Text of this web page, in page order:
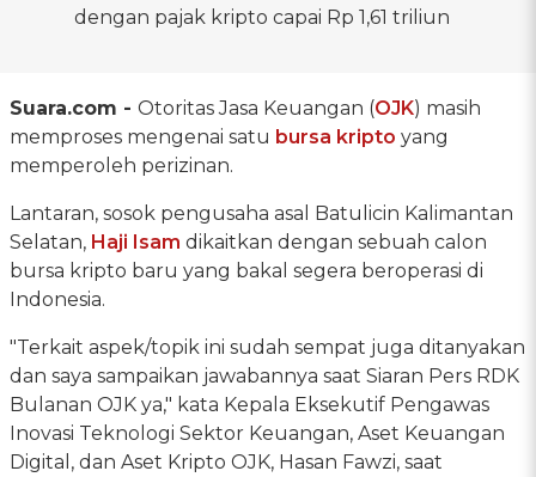
dengan pajak kripto capai Rp 1,61 triliun
Suara.com - Otoritas Jasa Keuangan (OJK) masih
memproses mengenai satu bursa kripto yang
memperoleh perizinan.
Lantaran, sosok pengusaha asal Batulicin Kalimantan
Selatan, Haji Isam dikaitkan dengan sebuah calon
bursa kripto baru yang bakal segera beroperasi di
Indonesia.
"Terkait aspek/topik ini sudah sempat juga ditanyakan
dan saya sampaikan jawabannya saat Siaran Pers RDK
Bulanan OJK ya," kata Kepala Eksekutif Pengawas
Inovasi Teknologi Sektor Keuangan, Aset Keuangan
Digital, dan Aset Kripto OJK, Hasan Fawzi, saat